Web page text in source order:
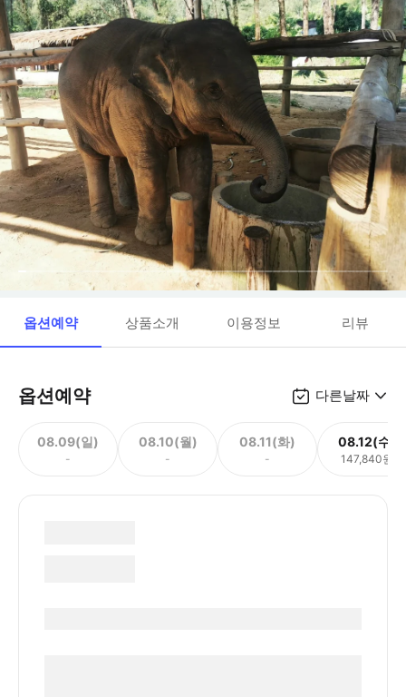
옵션예약 상품소개 이용정보 리뷰
옵션예약 다른날짜
08.09(일)
-
08.10(월)
-
08.11(화)
-
08.12(수)
147,840원